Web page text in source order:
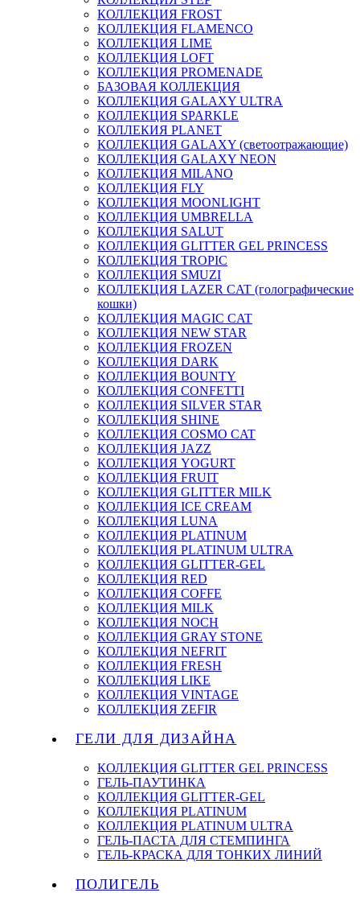
КОЛЛЕКЦИЯ FROST
КОЛЛЕКЦИЯ FLAMENCO
КОЛЛЕКЦИЯ LIME
КОЛЛЕКЦИЯ LOFT
КОЛЛЕКЦИЯ PROMENADE
БАЗОВАЯ КОЛЛЕКЦИЯ
КОЛЛЕКЦИЯ GALAXY ULTRA
КОЛЛЕКЦИЯ SPARKLE
КОЛЛЕКИЯ PLANET
КОЛЛЕКЦИЯ GALAXY (светоотражающие)
КОЛЛЕКЦИЯ GALAXY NEON
КОЛЛЕКЦИЯ MILANO
КОЛЛЕКЦИЯ FLY
КОЛЛЕКЦИЯ MOONLIGHT
КОЛЛЕКЦИЯ UMBRELLA
КОЛЛЕКЦИЯ SALUT
КОЛЛЕКЦИЯ GLITTER GEL PRINCESS
КОЛЛЕКЦИЯ TROPIC
КОЛЛЕКЦИЯ SMUZI
КОЛЛЕКЦИЯ LAZER CAT (голографические
кошки)
КОЛЛЕКЦИЯ MAGIC CAT
КОЛЛЕКЦИЯ NEW STAR
КОЛЛЕКЦИЯ FROZEN
КОЛЛЕКЦИЯ DARK
КОЛЛЕКЦИЯ BOUNTY
КОЛЛЕКЦИЯ CONFETTI
КОЛЛЕКЦИЯ SILVER STAR
КОЛЛЕКЦИЯ SHINE
КОЛЛЕКЦИЯ COSMO CAT
КОЛЛЕКЦИЯ JAZZ
КОЛЛЕКЦИЯ YOGURT
КОЛЛЕКЦИЯ FRUIT
КОЛЛЕКЦИЯ GLITTER MILK
КОЛЛЕКЦИЯ ICE CREAM
КОЛЛЕКЦИЯ LUNA
КОЛЛЕКЦИЯ PLATINUM
КОЛЛЕКЦИЯ PLATINUM ULTRA
КОЛЛЕКЦИЯ GLITTER-GEL
КОЛЛЕКЦИЯ RED
КОЛЛЕКЦИЯ COFFE
КОЛЛЕКЦИЯ MILK
КОЛЛЕКЦИЯ NOCH
КОЛЛЕКЦИЯ GRAY STONE
КОЛЛЕКЦИЯ NEFRIT
КОЛЛЕКЦИЯ FRESH
КОЛЛЕКЦИЯ LIKE
КОЛЛЕКЦИЯ VINTAGE
КОЛЛЕКЦИЯ ZEFIR
ГЕЛИ ДЛЯ ДИЗАЙНА
КОЛЛЕКЦИЯ GLITTER GEL PRINCESS
ГЕЛЬ-ПАУТИНКА
КОЛЛЕКЦИЯ GLITTER-GEL
КОЛЛЕКЦИЯ PLATINUM
КОЛЛЕКЦИЯ PLATINUM ULTRA
ГЕЛЬ-ПАСТА ДЛЯ СТЕМПИНГА
ГЕЛЬ-КРАСКА ДЛЯ ТОНКИХ ЛИНИЙ
ПОЛИГЕЛЬ